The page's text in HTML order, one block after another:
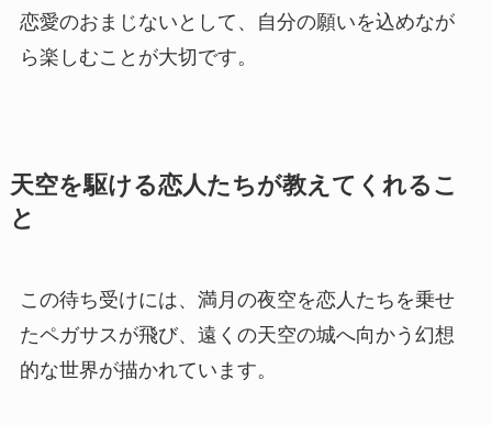
恋愛のおまじないとして、自分の願いを込めなが
ら楽しむことが大切です。
天空を駆ける恋人たちが教えてくれるこ
と
この待ち受けには、満月の夜空を恋人たちを乗せ
たペガサスが飛び、遠くの天空の城へ向かう幻想
的な世界が描かれています。